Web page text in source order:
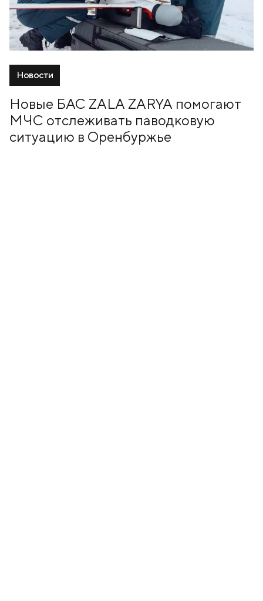
Новости
Новые БАС ZALA ZARYA помогают
МЧС отслеживать паводковую
ситуацию в Оренбуржье